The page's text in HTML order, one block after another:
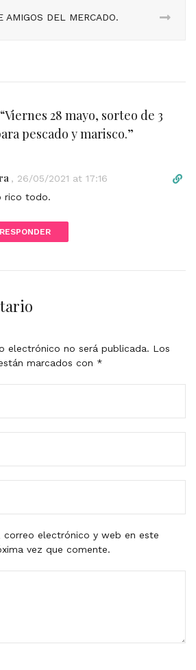
AMIGOS DEL MERCADO.
Viernes 28 mayo, sorteo de 3
pescado y marisco.”
, 26/05/2021 at 17:16
D
c
n
t
rico todo.
RESPONDER
electrónico no será publicada. Los
marcados con *
correo electrónico y web en este
vez que comente.